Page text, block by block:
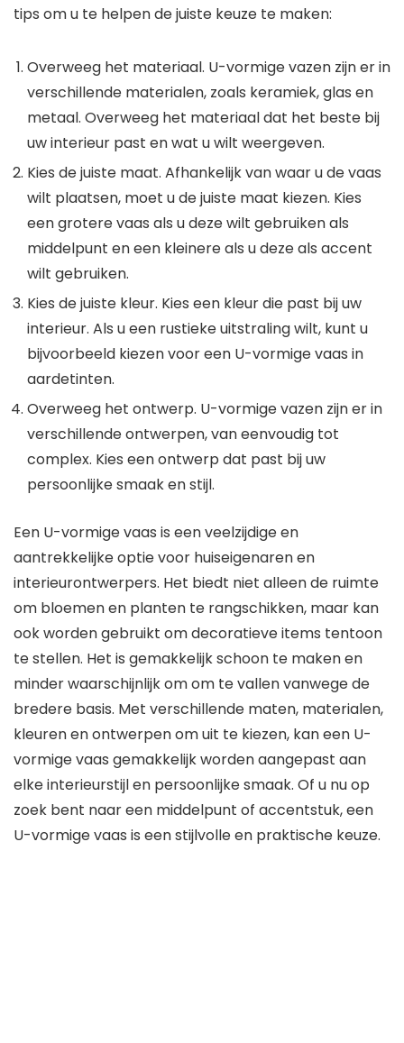
tips om u te helpen de juiste keuze te maken:
Overweeg het materiaal. U-vormige vazen zijn er in
verschillende materialen, zoals keramiek, glas en
metaal. Overweeg het materiaal dat het beste bij
uw interieur past en wat u wilt weergeven.
Kies de juiste maat. Afhankelijk van waar u de vaas
wilt plaatsen, moet u de juiste maat kiezen. Kies
een grotere vaas als u deze wilt gebruiken als
middelpunt en een kleinere als u deze als accent
wilt gebruiken.
Kies de juiste kleur. Kies een kleur die past bij uw
interieur. Als u een rustieke uitstraling wilt, kunt u
bijvoorbeeld kiezen voor een U-vormige vaas in
aardetinten.
Overweeg het ontwerp. U-vormige vazen zijn er in
verschillende ontwerpen, van eenvoudig tot
complex. Kies een ontwerp dat past bij uw
persoonlijke smaak en stijl.
Een U-vormige vaas is een veelzijdige en
aantrekkelijke optie voor huiseigenaren en
interieurontwerpers. Het biedt niet alleen de ruimte
om bloemen en planten te rangschikken, maar kan
ook worden gebruikt om decoratieve items tentoon
te stellen. Het is gemakkelijk schoon te maken en
minder waarschijnlijk om om te vallen vanwege de
bredere basis. Met verschillende maten, materialen,
kleuren en ontwerpen om uit te kiezen, kan een U-
vormige vaas gemakkelijk worden aangepast aan
elke interieurstijl en persoonlijke smaak. Of u nu op
zoek bent naar een middelpunt of accentstuk, een
U-vormige vaas is een stijlvolle en praktische keuze.